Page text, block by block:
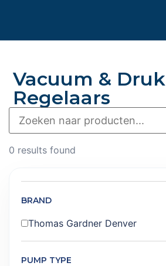
Vacuum & Druk
Regelaars
0 results found
BRAND
Thomas Gardner Denver
PUMP TYPE